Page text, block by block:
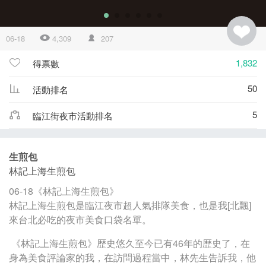
06-18 4,309 207
得票數 1,832
活動排名 50
臨江街夜市活動排名 5
生煎包
林記上海生煎包
06-18《林記上海生煎包》
林記上海生煎包是臨江夜市超人氣排隊美食，也是我[北飄]
來台北必吃的夜市美食口袋名單。
《林記上海生煎包》歴史悠久至今已有46年的歴史了，在
身為美食評論家的我，在訪問過程當中，林先生告訴我，他